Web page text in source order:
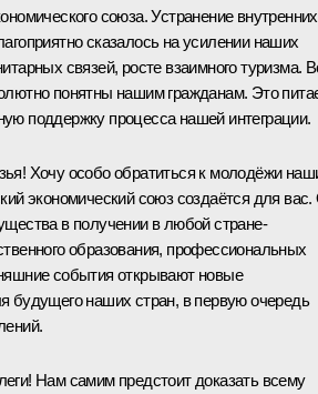
союза. Устранение внутренних
сказалось на усилении наших
связей, росте взаимного туризма.
понятны нашим гражданам. Это
поддержку процесса нашей интеграции.
Хочу особо обратиться к молодёжи
экономический союз создаётся для
в получении в любой стране-
образования, профессиональных
события открывают новые
будущего наших стран, в первую очередь
Нам самим предстоит доказать всему